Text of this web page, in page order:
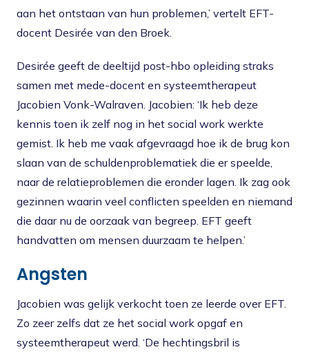
aan het ontstaan van hun problemen,’ vertelt EFT-
docent Desirée van den Broek.
Desirée geeft de deeltijd post-hbo opleiding straks
samen met mede-docent en systeemtherapeut
Jacobien Vonk-Walraven. Jacobien: ‘Ik heb deze
kennis toen ik zelf nog in het social work werkte
gemist. Ik heb me vaak afgevraagd hoe ik de brug kon
slaan van de schuldenproblematiek die er speelde,
naar de relatieproblemen die eronder lagen. Ik zag ook
gezinnen waarin veel conflicten speelden en niemand
die daar nu de oorzaak van begreep. EFT geeft
handvatten om mensen duurzaam te helpen.’
Angsten
Jacobien was gelijk verkocht toen ze leerde over EFT.
Zo zeer zelfs dat ze het social work opgaf en
systeemtherapeut werd. ‘De hechtingsbril is